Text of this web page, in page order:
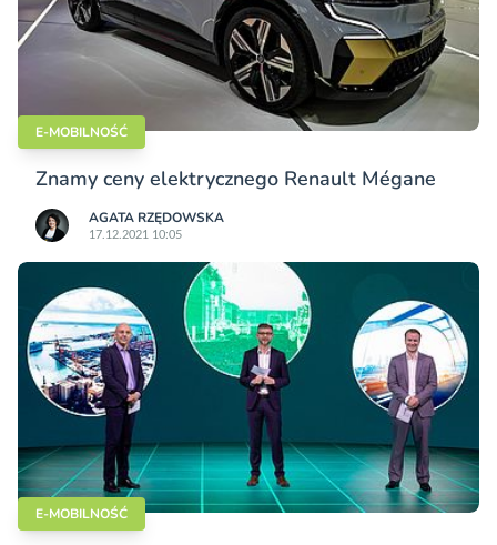
E-MOBILNOŚĆ
Znamy ceny elektrycznego Renault Mégane
AGATA RZĘDOWSKA
17.12.2021 10:05
E-MOBILNOŚĆ